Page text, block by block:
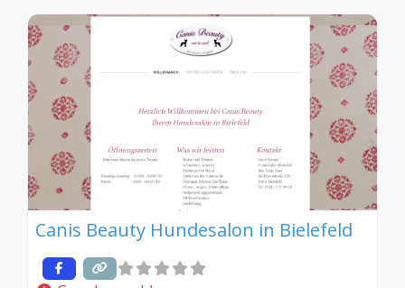
anmelden! Sind Sie Kunde dieses Hundesalons?
Dann teilen Sie Ihre Erfahrungen über die
Kommentarfunktion unten mit anderen
Hundebesitzer/innen!
Canis Beauty Hundesalon in Bielefeld